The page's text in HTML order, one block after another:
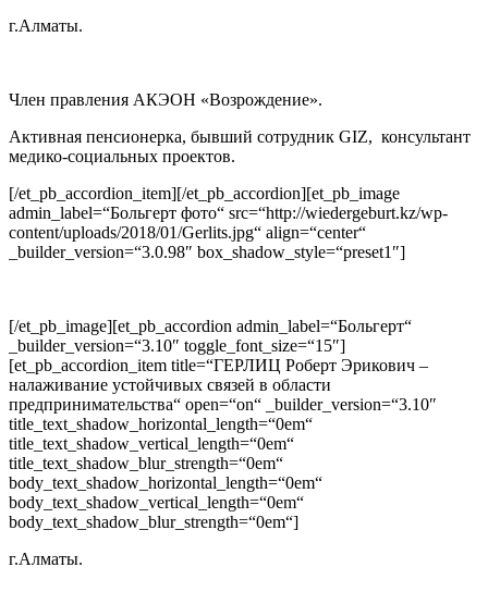
г.Алматы.
Член правления АКЭОН «Возрождение».
Активная пенсионерка, бывший сотрудник GIZ, консультант
медико-социальных проектов.
[/et_pb_accordion_item][/et_pb_accordion][et_pb_image
admin_label=“Больгерт фото“ src=“http://wiedergeburt.kz/wp-
content/uploads/2018/01/Gerlits.jpg“ align=“center“
_builder_version=“3.0.98″ box_shadow_style=“preset1″]
[/et_pb_image][et_pb_accordion admin_label=“Больгерт“
_builder_version=“3.10″ toggle_font_size=“15″]
[et_pb_accordion_item title=“ГЕРЛИЦ Роберт Эрикович –
налаживание устойчивых связей в области
предпринимательства“ open=“on“ _builder_version=“3.10″
title_text_shadow_horizontal_length=“0em“
title_text_shadow_vertical_length=“0em“
title_text_shadow_blur_strength=“0em“
body_text_shadow_horizontal_length=“0em“
body_text_shadow_vertical_length=“0em“
body_text_shadow_blur_strength=“0em“]
г.Алматы.